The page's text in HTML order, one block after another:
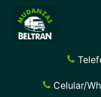
Celular/